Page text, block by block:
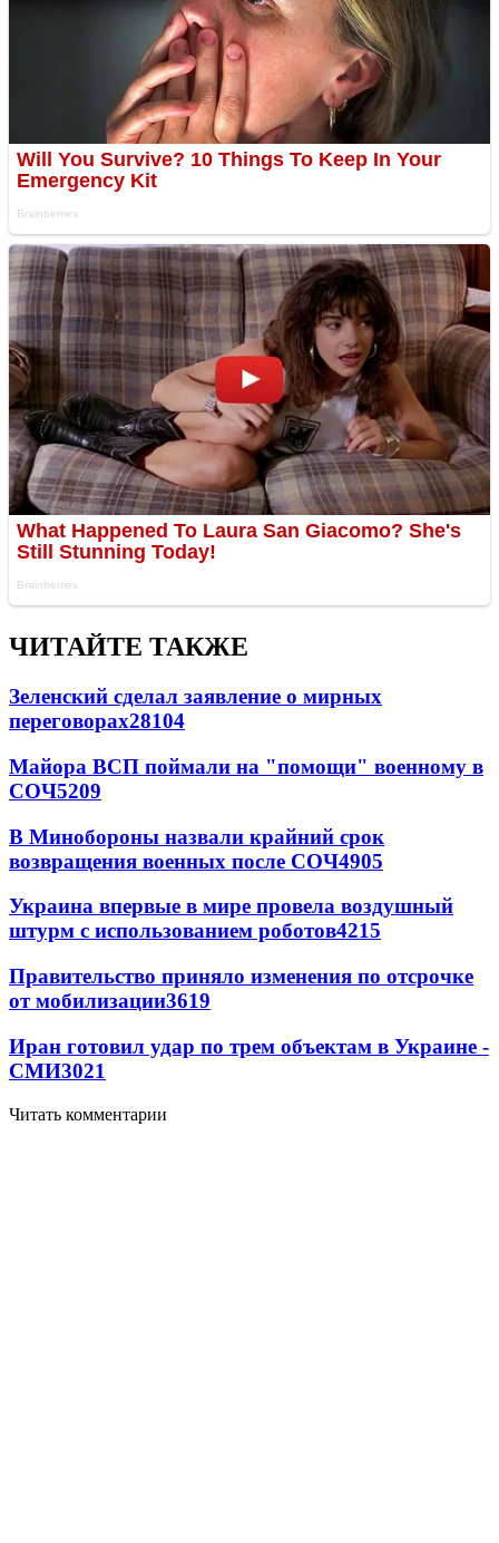
ЧИТАЙТЕ ТАКЖЕ
Зеленский сделал заявление о мирных
переговорах28104
Майора ВСП поймали на "помощи" военному в
СОЧ5209
В Минобороны назвали крайний срок
возвращения военных после СОЧ4905
Украина впервые в мире провела воздушный
штурм с использованием роботов4215
Правительство приняло изменения по отсрочке
от мобилизации3619
Иран готовил удар по трем объектам в Украине -
СМИ3021
Читать комментарии